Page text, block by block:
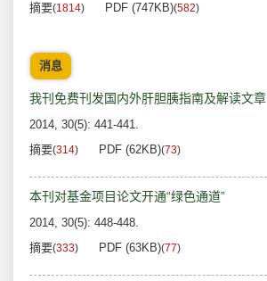
摘要(1814) PDF (747KB)(582)
消息
我刊免费刊发国内外肝胆胰指南及解读文章
2014, 30(5): 441-441.
摘要(314) PDF (62KB)(73)
本刊对基金项目论文开通“绿色通道”
2014, 30(5): 448-448.
摘要(333) PDF (63KB)(77)